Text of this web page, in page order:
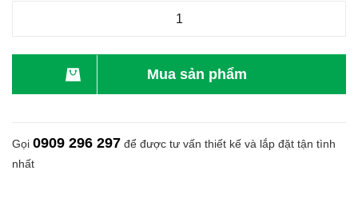
Mua sản phẩm
Gọi 0909 296 297 để được tư vấn thiết kế và lắp đặt tận tình
nhất